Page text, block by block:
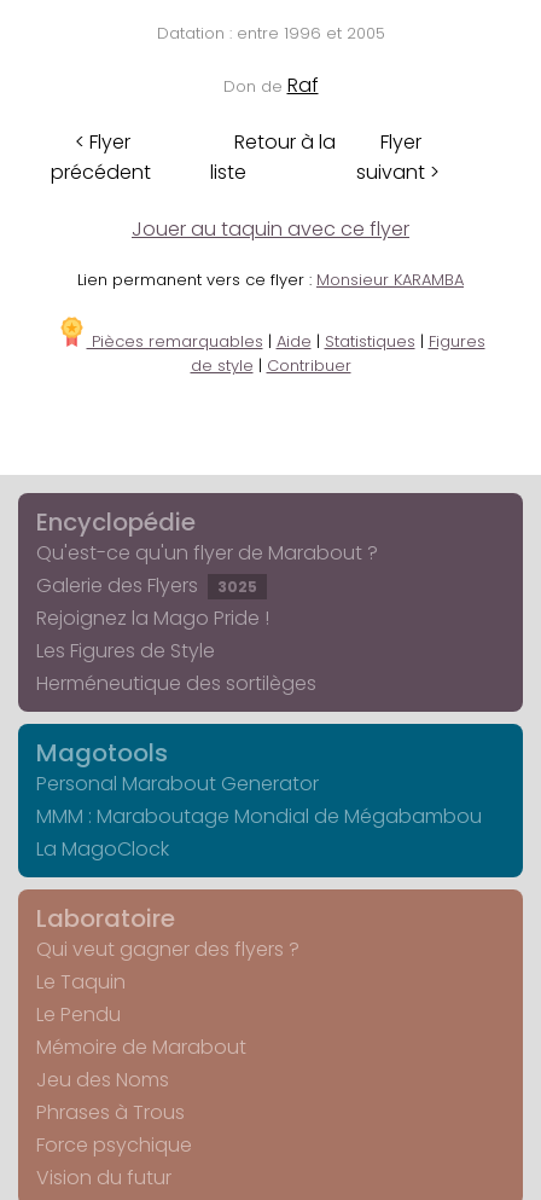
Datation : entre 1996 et 2005
Don de Raf
< Flyer
précédent
Retour à la
liste
Flyer
suivant >
Jouer au taquin avec ce flyer
Lien permanent vers ce flyer : Monsieur KARAMBA
Pièces remarquables | Aide | Statistiques | Figures
de style | Contribuer
Encyclopédie
Qu'est-ce qu'un flyer de Marabout ?
Galerie des Flyers
3025
Rejoignez la Mago Pride !
Les Figures de Style
Herméneutique des sortilèges
Magotools
Personal Marabout Generator
MMM : Maraboutage Mondial de Mégabambou
La MagoClock
Laboratoire
Qui veut gagner des flyers ?
Le Taquin
Le Pendu
Mémoire de Marabout
Jeu des Noms
Phrases à Trous
Force psychique
Vision du futur